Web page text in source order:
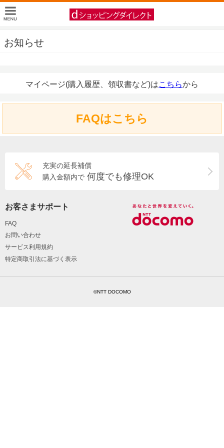
お知らせ
マイページ(購入履歴、領収書など)はこちらから
FAQはこちら
充実の延長補償
購入金額内で 何度でも修理OK
お客さまサポート
FAQ
お問い合わせ
サービス利用規約
特定商取引法に基づく表示
©NTT DOCOMO